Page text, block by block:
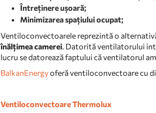
Întreținere ușoară;
Minimizarea spațiului ocupat;
Ventiloconvectoarele reprezintă o
înălțimea camerei. Datorită ventilatorului
lucru se datorează faptului că ventilatorul
BalkanEnergyoferă ventiloconvectoare cu
Ventiloconvectoare Thermolux